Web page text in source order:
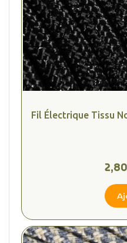
Fil Électrique Tissu